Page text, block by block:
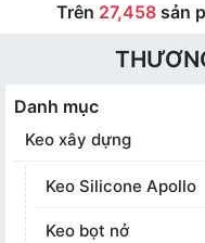
Trên 27,458 sản
Danh mục
Keo xây dựng
Keo Silicone Apollo
Keo bọt nở